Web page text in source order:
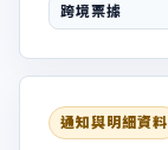
跨境票據
通知與明細資料